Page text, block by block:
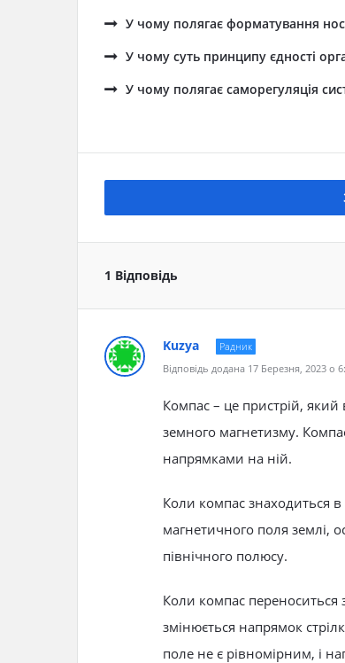
У чому полягає форматування
У чому суть принципу єдності
У чому полягає саморегуляція
1 Відповідь
Kuzya
Радник
Відповідь додана 17 Березня, 2023 о
Компас – це пристрій,
земного магнетизму.
напрямками на ній.
Коли компас знаходиться в
магнетичного поля землі,
північного полюсу.
Коли компас переноситься
змінюється напрямок
поле не є рівномірним, і